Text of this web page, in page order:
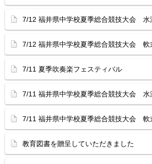
7/12 福井県中学校夏季総合競技大会 水
7/12 福井県中学校夏季総合競技大会 軟
7/11 夏季吹奏楽フェスティバル
7/11 福井県中学校夏季総合競技大会 水
7/11 福井県中学校夏季総合競技大会 軟
教育図書を贈呈していただきました